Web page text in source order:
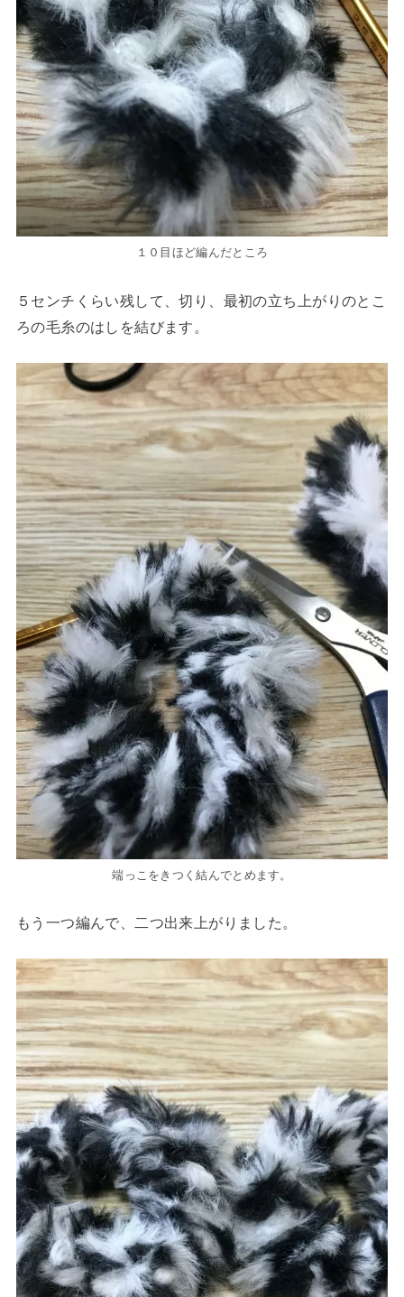
１０目ほど編んだところ
５センチくらい残して、切り、最初の立ち上がりのとこ
ろの毛糸のはしを結びます。
端っこをきつく結んでとめます。
もう一つ編んで、二つ出来上がりました。